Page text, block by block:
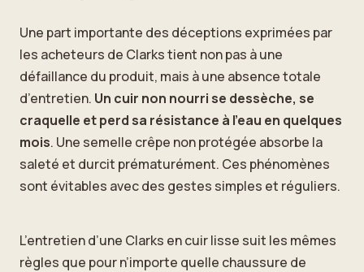
Une part importante des déceptions exprimées par
les acheteurs de Clarks tient non pas à une
défaillance du produit, mais à une absence totale
d’entretien. Un cuir non nourri se dessèche, se
craquelle et perd sa résistance à l’eau en quelques
mois. Une semelle crêpe non protégée absorbe la
saleté et durcit prématurément. Ces phénomènes
sont évitables avec des gestes simples et réguliers.
L’entretien d’une Clarks en cuir lisse suit les mêmes
règles que pour n’importe quelle chaussure de